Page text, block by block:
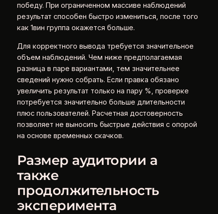
победу. При ограниченном массиве наблюдений
результат способен быстро измениться, после того
как 1вин группа окажется больше.
Для корректного вывода требуется значительное
объем наблюдений. Чем ниже предполагаемая
разница в паре вариантами, тем значительнее
сведений нужно собрать. Если правка обязано
увеличить результат только на пару %, проверке
потребуется значительно больше длительности
плюс пользователей. Расчетная достоверность
позволяет не выносить быстрые действия с опорой
на основе временных скачков.
Размер аудитории а
также
продолжительность
эксперимента